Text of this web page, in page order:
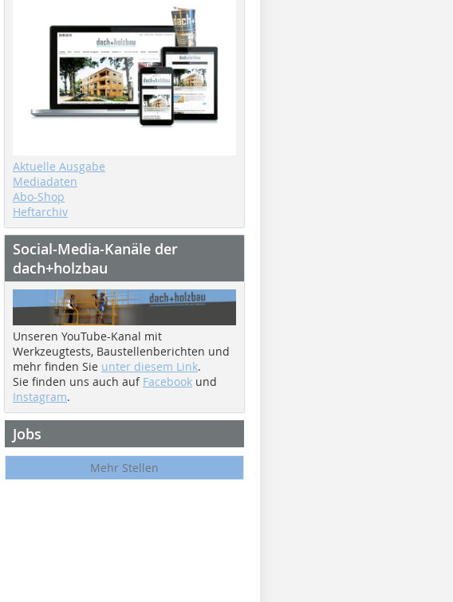
Aktuelle Ausgabe
Mediadaten
Abo-Shop
Heftarchiv
Social-Media-Kanäle der
dach+holzbau
Unseren YouTube-Kanal mit
Werkzeugtests, Baustellenberichten und
mehr finden Sie unter diesem Link.
Sie finden uns auch auf Facebook und
Instagram.
Jobs
Mehr Stellen